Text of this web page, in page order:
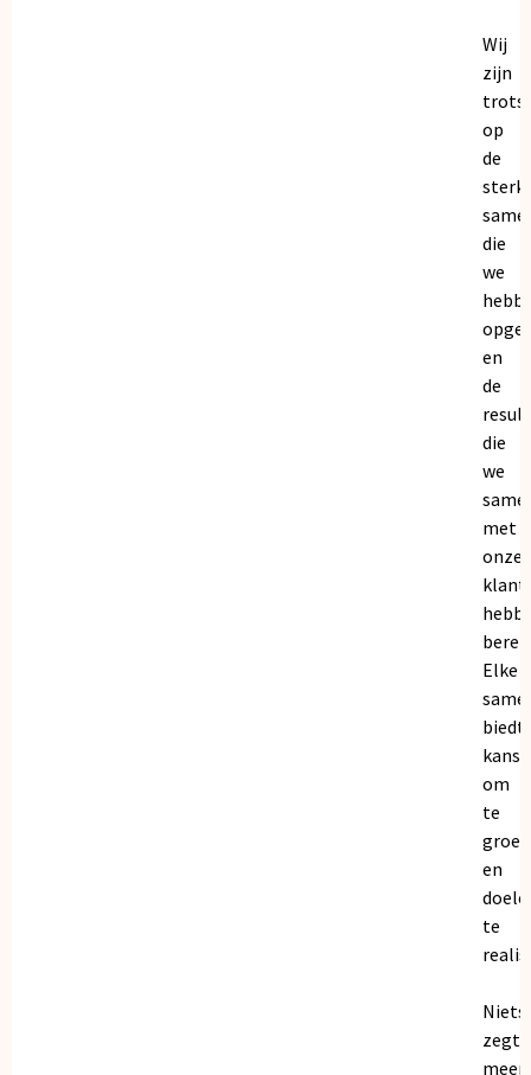
Wij
zijn
trots
op
de
die
we
en
de
die
we
met
onze
Elke
biedt
om
te
en
te
Niets
zegt
meer